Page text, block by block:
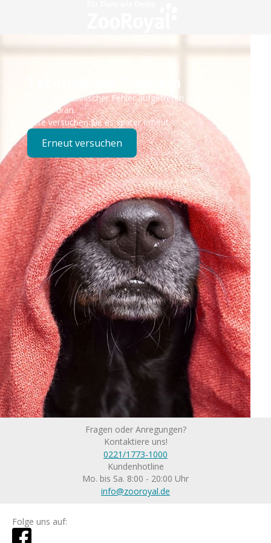
Technisches Problem
Es ist ein technischer Fehler aufgetreten – wir sind
bereits dran.
Bitte versuchen Sie es später erneut.
Erneut versuchen
Fragen oder Anregungen?
Kontaktiere uns!
0221/1773-1000
Kundenhotline
Mo. bis Sa. 8:00 - 20:00 Uhr
info@zooroyal.de
Folge uns auf: